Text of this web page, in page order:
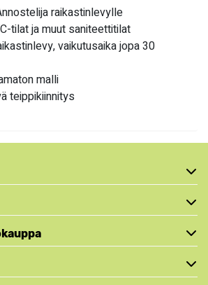
raikastinlevylle
tilat ja muut saniteettitilat
vaikutusaika jopa 30
malli
teippikiinnitys